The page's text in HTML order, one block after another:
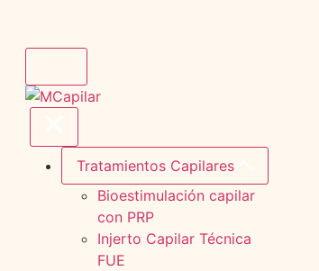
Tratamientos Capilares
Bioestimulación capilar
con PRP
Injerto Capilar Técnica
FUE